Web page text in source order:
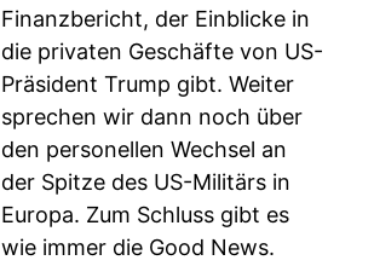
Finanzbericht, der Einblicke in
die privaten Geschäfte von US-
Präsident Trump gibt. Weiter
sprechen wir dann noch über
den personellen Wechsel an
der Spitze des US-Militärs in
Europa. Zum Schluss gibt es
wie immer die Good News.